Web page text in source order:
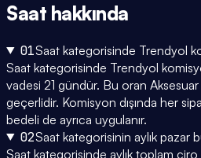
Saat hakkında
01Saat kategorisinde Trendyol
Saat kategorisinde Trendyol
vadesi 21 gündür. Bu oran Aksesuar
geçerlidir. Komisyon dışında her
bedeli de ayrıca uygulanır.
02Saat kategorisinin aylık pazar
Saat kategorisinde aylık toplam